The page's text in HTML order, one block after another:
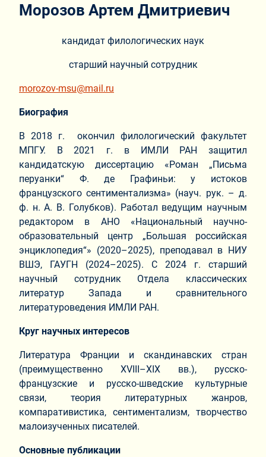
Морозов Артем Дмитриевич
кандидат филологических наук
старший научный сотрудник
morozov-msu@mail.ru
Биография
В 2018 г. окончил филологический факультет
МПГУ. В 2021 г. в ИМЛИ РАН защитил
кандидатскую диссертацию «Роман „Письма
перуанки“ Ф. де Графиньи: у истоков
французского сентиментализма» (науч. рук. – д.
ф. н. А. В. Голубков). Работал ведущим научным
редактором в АНО «Национальный научно-
образовательный центр „Большая российская
энциклопедия“» (2020–2025), преподавал в НИУ
ВШЭ, ГАУГН (2024–2025). С 2024 г. старший
научный сотрудник Отдела классических
литератур Запада и сравнительного
литературоведения ИМЛИ РАН.
Круг научных интересов
Литература Франции и скандинавских стран
(преимущественно XVIII–XIX вв.), русско-
французские и русско-шведские культурные
связи, теория литературных жанров,
компаративистика, сентиментализм, творчество
малоизученных писателей.
Основные публикации